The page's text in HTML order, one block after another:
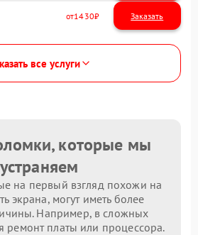
1430
все услуги
которые мы
устраняем
на первый взгляд похожи на
экрана, могут иметь более
Например, в сложных
ремонт платы или процессора.